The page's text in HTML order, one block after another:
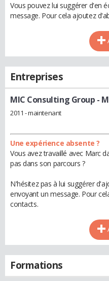
Vous pouvez lui suggérer d'en
message. Pour cela ajoutez
Entreprises
MIC Consulting Group -
2011 - maintenant
Une expérience absente ?
Vous avez travaillé avec Marc
pas dans son parcours ?
N'hésitez pas à lui suggérer
envoyant un message. Pour
contacts.
Formations